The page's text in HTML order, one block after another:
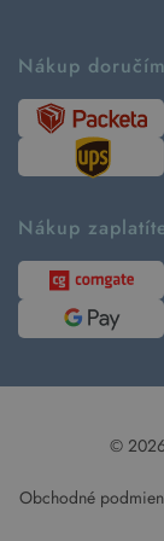
Návod ako
Tabuľka veľkostí
Predávané značky
Kontakt
Ako tvoríme
Časté otázky
Kde pomáhame
Udržateľnosť
Blog
Pre médiá
Nákup
Nákup
©
Obchodné